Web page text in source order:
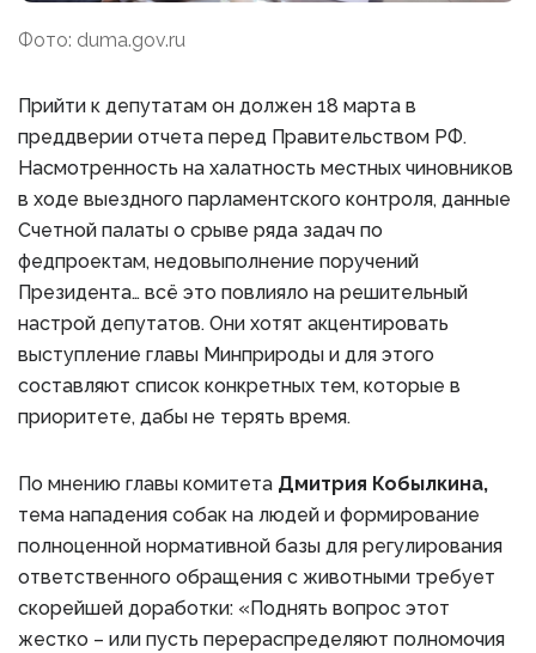
Фото: duma.gov.ru
Прийти к депутатам он должен 18 марта в
преддверии отчета перед Правительством РФ.
Насмотренность на халатность местных чиновников
в ходе выездного парламентского контроля, данные
Счетной палаты о срыве ряда задач по
федпроектам, недовыполнение поручений
Президента… всё это повлияло на решительный
настрой депутатов. Они хотят акцентировать
выступление главы Минприроды и для этого
составляют список конкретных тем, которые в
приоритете, дабы не терять время.
По мнению главы комитета Дмитрия Кобылкина,
тема нападения собак на людей и формирование
полноценной нормативной базы для регулирования
ответственного обращения с животными требует
скорейшей доработки: «Поднять вопрос этот
жестко – или пусть перераспределяют полномочия